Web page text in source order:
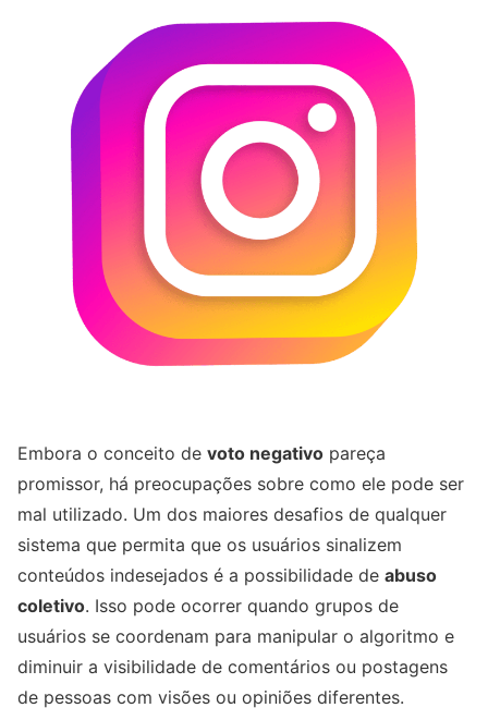
Embora o conceito de voto negativo pareça
promissor, há preocupações sobre como ele pode ser
mal utilizado. Um dos maiores desafios de qualquer
sistema que permita que os usuários sinalizem
conteúdos indesejados é a possibilidade de abuso
coletivo. Isso pode ocorrer quando grupos de
usuários se coordenam para manipular o algoritmo e
diminuir a visibilidade de comentários ou postagens
de pessoas com visões ou opiniões diferentes.